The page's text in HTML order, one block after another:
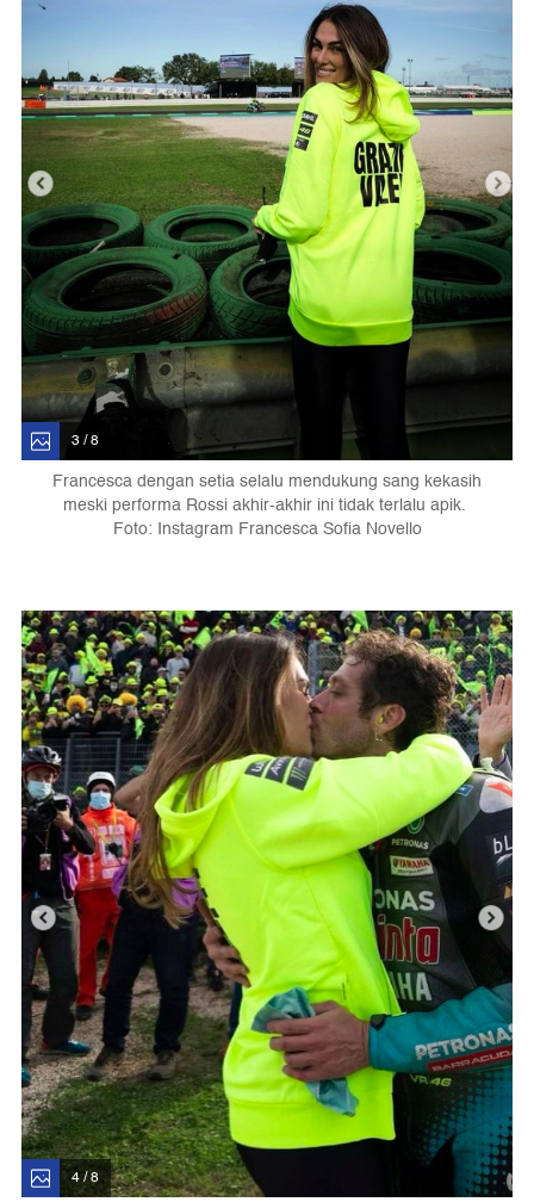
3 / 8
Francesca dengan setia selalu mendukung sang kekasih
meski performa Rossi akhir-akhir ini tidak terlalu apik.
Foto: Instagram Francesca Sofia Novello
4 / 8